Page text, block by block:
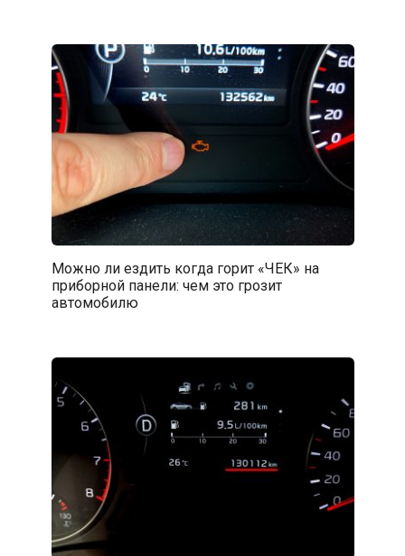
Можно ли ездить когда горит «ЧЕК» на
приборной панели: чем это грозит
автомобилю